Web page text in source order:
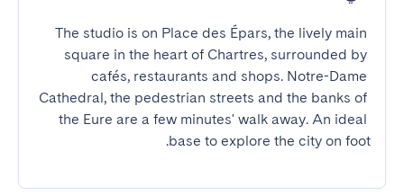
The studio is on Place des Épars, the lively main
square in the heart of Chartres, surrounded by
cafés, restaurants and shops. Notre-Dame
Cathedral, the pedestrian streets and the banks of
the Eure are a few minutes' walk away. An ideal
base to explore the city on foot.